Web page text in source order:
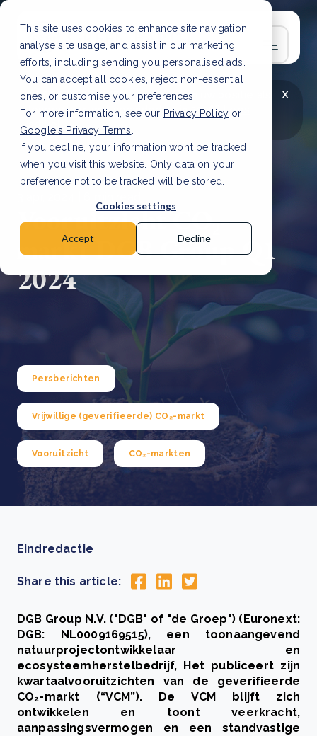
This site uses cookies to enhance site navigation,
analyse site usage, and assist in our marketing
efforts, including sending you personalised ads.
You can accept all cookies, reject non-essential
ones, or customise your preferences.
For more information, see our Privacy Policy or
Google's Privacy Terms
If you decline, your information won’t be tracked
when you visit this website. Only data on your
preference not to be tracked will be stored.
Cookies settings
Accept Decline
x
LAATSTE ARTIKEL
CSRD en uw positie als
leverancier: wat verandert er in 2026?Lees
artikel
Vooruitzicht CO₂-
markt DGB Group Q1
2024
Persberichten
Vrijwillige (geverifieerde) CO₂-markt
Vooruitzicht CO₂-markten
Eindredactie
Share this article:
DGB Group N.V. ("DGB" of "de Groep") (Euronext:
DGB: NL0009169515), een toonaangevend
natuurprojectontwikkelaar en
ecosysteemherstelbedrijf, Het publiceert zijn
kwartaalvooruitzichten van de geverifieerde
CO₂-markt (“VCM”). De VCM blijft zich
ontwikkelen en toont veerkracht,
aanpassingsvermogen en een standvastige